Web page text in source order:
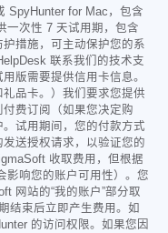
SpyHunter for Mac，包含
一次性 7 天试用期，包含
措施，可主动保护您的系
联系我们的技术支
版需要提供信用卡信息。
礼品卡。）我们要求您提供
费订阅（如果您决定购
试用期间，您的付款方式
送授权请求，以验证您的
收取费用，但根据
影响您的账户可用性）。您
网站的“我的账户”部分取
结束后立即产生费用。如
的访问权限。如果您因